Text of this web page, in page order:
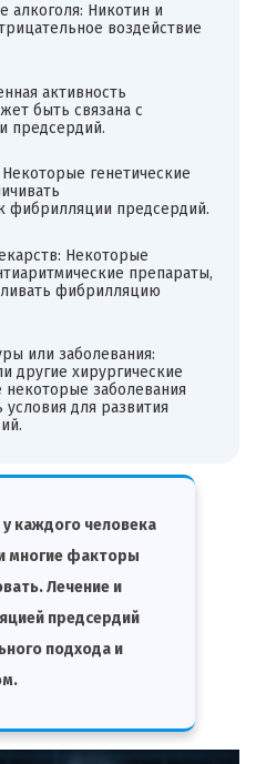
алкоголя: Никотин и
воздействие
активность
быть связана с
предсердий.
генетические
фибрилляции предсердий.
Некоторые
препараты,
фибрилляцию
или заболевания:
другие хирургические
заболевания
условия для развития
каждого человека
многие факторы
Лечение и
предсердий
подхода и